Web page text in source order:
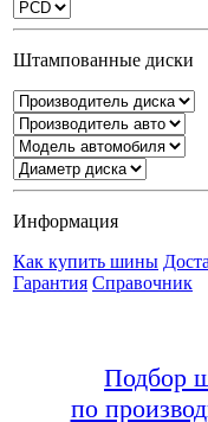
Штампованные диски
Информация
Как купить шины
Гарантия Справочник
Подбор
по